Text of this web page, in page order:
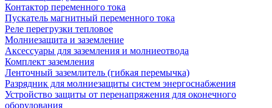
Контактор переменного тока
Пускатель магнитный переменного тока
Реле перегрузки тепловое
Молниезащита и заземление
Аксессуары для заземления и молниеотвода
Комплект заземления
Ленточный заземлитель (гибкая перемычка)
Разрядник для молниезащиты систем энергоснабжения
Устройство защиты от перенапряжения для оконечного
оборудования